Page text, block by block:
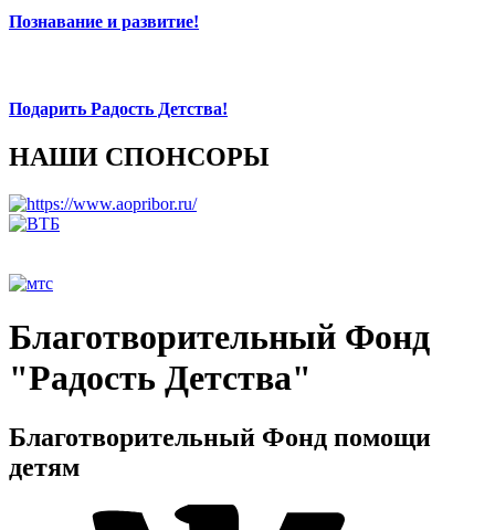
Познавание и развитие!
Подарить Радость Детства!
НАШИ СПОНСОРЫ
Благотворительный Фонд
"Радость Детства"
Благотворительный Фонд помощи
детям